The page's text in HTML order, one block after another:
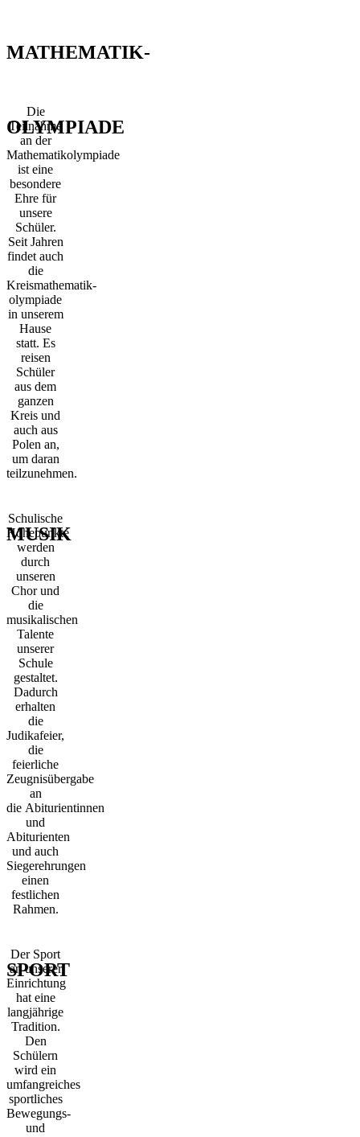
MATHEMATIK-
OLYMPIADE
Die
Teilnahme
an der
Mathematikolympiade
ist eine
besondere
Ehre für
unsere
Schüler.
Seit Jahren
findet auch
die
Kreismathematik-
olympiade
in unserem
Hause
statt. Es
reisen
Schüler
aus dem
ganzen
Kreis und
auch aus
Polen an,
um daran
teilzunehmen.
MUSIK
Schulische
Höhepunkte
werden
durch
unseren
Chor und
die
musikalischen
Talente
unserer
Schule
gestaltet.
Dadurch
erhalten
die
Judikafeier,
die
feierliche
Zeugnisübergabe
an
die Abiturientinnen
und
Abiturienten
und auch
Siegerehrungen
einen
festlichen
Rahmen.
SPORT
Der Sport
an unserer
Einrichtung
hat eine
langjährige
Tradition.
Den
Schülern
wird ein
umfangreiches
sportliches
Bewegungs-
und